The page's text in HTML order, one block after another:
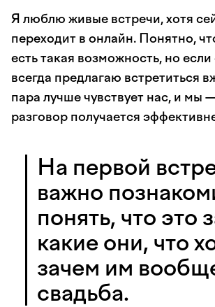
Я люблю живые встречи, хотя
переходит в онлайн. Понятно,
есть такая возможность, но если
всегда предлагаю встретиться
пара лучше чувствует нас, и мы
разговор получается
На первой
важно
понять, что это
какие они, что
зачем им
свадьба.